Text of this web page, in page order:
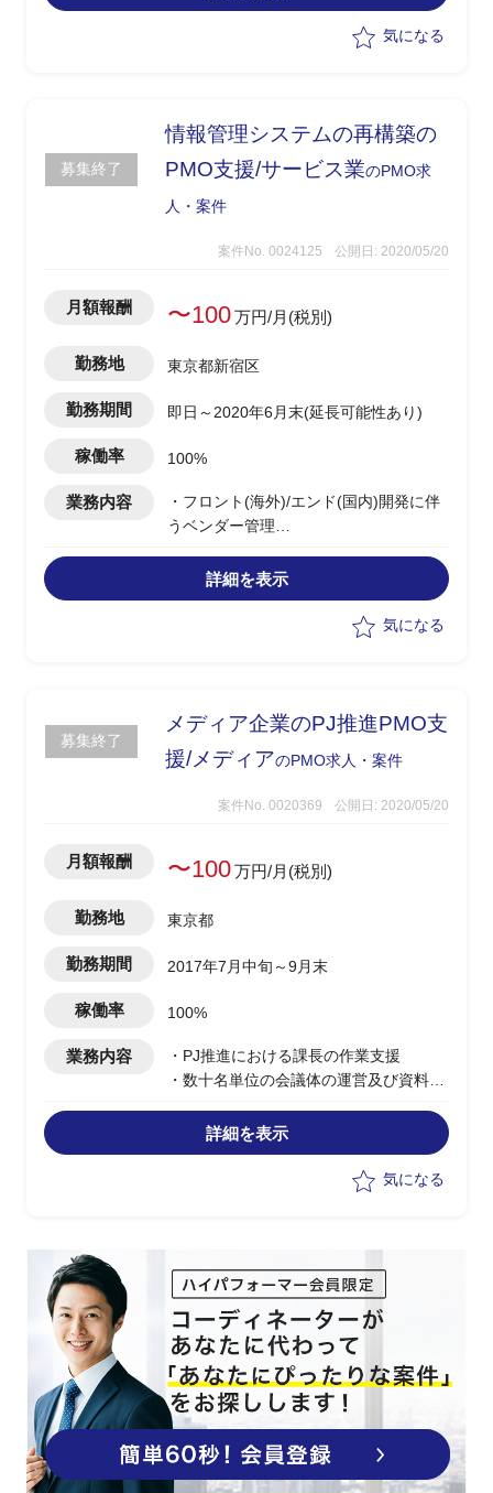
気になる
募集終了
情報管理システムの再構築の
PMO支援/サービス業のPMO求
人・案件
案件No. 0024125 公開日: 2020/05/20
月額報酬 〜100万円/月(税別)
勤務地 東京都新宿区
勤務期間 即日～2020年6月末(延長可能性あり)
稼働率 100%
業務内容
・フロント(海外)/エンド(国内)開発に伴
うベンダー管理
ルの検討
・会議体の運営及び付帯業務
詳細を表示
気になる
募集終了
メディア企業のPJ推進PMO支
援/メディアのPMO求人・案件
案件No. 0020369 公開日: 2020/05/20
月額報酬 〜100万円/月(税別)
勤務地 東京都
勤務期間 2017年7月中旬～9月末
稼働率 100%
業務内容
・PJ推進における課長の作業支援
・数十名単位の会議体の運営及び資料作
・議事録作成
詳細を表示
気になる